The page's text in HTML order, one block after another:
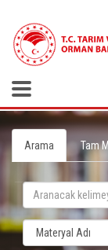
Arama Tam